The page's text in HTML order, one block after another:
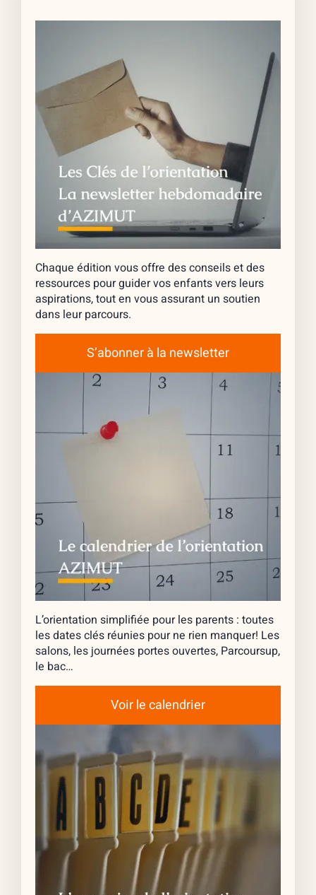
Chaque édition vous offre des conseils et des
ressources pour guider vos enfants vers leurs
aspirations, tout en vous assurant un soutien
dans leur parcours.
S’abonner à la newsletter
L’orientation simplifiée pour les parents : toutes
les dates clés réunies pour ne rien manquer! Les
salons, les journées portes ouvertes, Parcoursup,
le bac…
Voir le calendrier